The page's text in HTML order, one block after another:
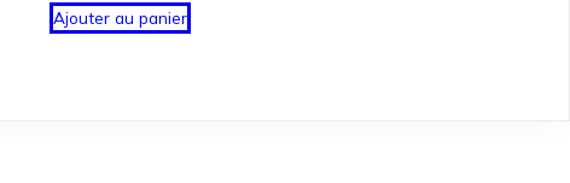
initial
était :
Ajouter au panier